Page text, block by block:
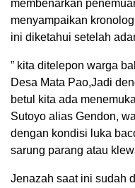
membenarkan
menyampaikan
ini diketahui setelah
” kita ditelepon warga
Desa Mata Pao,Jadi
betul kita ada
Sutoyo alias Gendon,
dengan kondisi luka
sarung parang atau
Jenazah saat ini sudah